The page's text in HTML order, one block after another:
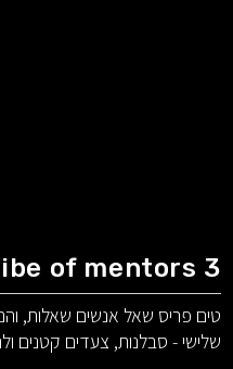
of mentors 3
טים פריס שאל אנשים שאלות,
שלישי - סבלנות, צעדים קטנים